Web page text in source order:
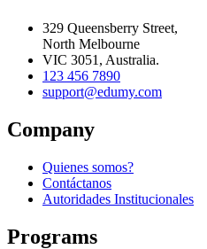
329 Queensberry Street,
North Melbourne
VIC 3051, Australia.
123 456 7890
support@edumy.com
Company
Quienes somos?
Contáctanos
Autoridades Institucionales
Programs